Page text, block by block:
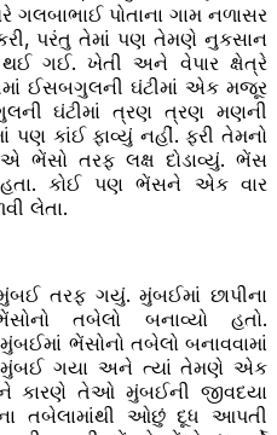
પોતાના ગામ નળાસર
પરંતુ તેમાં પણ તેમણે નુકસાન
ગઈ. ખેતી અને વેપાર ક્ષેત્રે
ઈસબગુલની ઘંટીમાં એક મજૂર
ઘંટીમાં ત્રણ ત્રણ મણની
કાંઈ ફાવ્યું નહીં. ફરી તેમનો
ભેંસો તરફ લક્ષ દોડાવ્યું. ભેંસ
હતા. કોઈ પણ ભેંસને એક વાર
લેતા.
તરફ ગયું. મુંબઈમાં છાપીના
તબેલો બનાવ્યો હતો.
ભેંસોનો તબેલો બનાવવામાં
ગયા અને ત્યાં તેમણે એક
કારણે તેઓ મુંબઈની જીવદયા
તબેલામાંથી ઓછું દૂધ આપતી